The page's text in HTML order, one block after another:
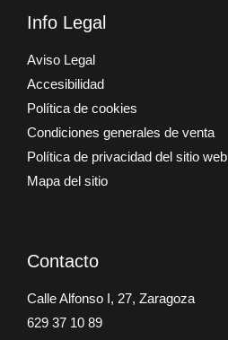
Info Legal
Aviso Legal
Accesibilidad
Política de cookies
Condiciones generales de venta
Política de privacidad del sitio web
Mapa del sitio
Contacto
Calle Alfonso I, 27, Zaragoza
629 37 10 89